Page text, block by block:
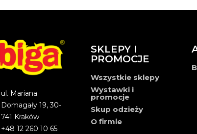
ul. Mariana
Domagały 19, 30-
741 Kraków
+48 12 260 10 65
SKLEPY I
PROMOCJE
Wszystkie sklepy
Wystawki i
promocje
Skup odzieży
O firmie